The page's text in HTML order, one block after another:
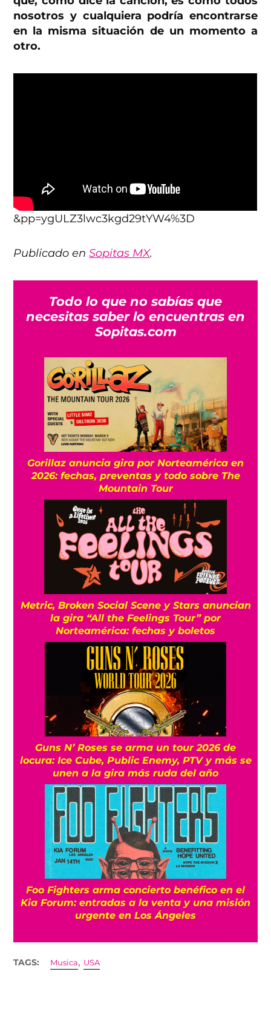
nosotros y cualquiera podría encontrarse
en la misma situación de un momento a
otro.
&pp=ygULZ3lwc3kgd29tYW4%3D
Publicado enSopitas MX.
Todo lo que no sabías que
necesitas saber lo encuentras en
Sopitas.com
Gorillaz anuncia gira por Norteamérica en
2026: fechas, preventas y todo sobre The
Mountain Tour
Metric, Broken Social Scene y Stars anuncian
la gira “All the Feelings Tour” por
Norteamérica: fechas y boletos
Guns N’ Roses se arma un tour 2026 de
locura: Ice Cube, Public Enemy, PTV y más se
unen a la gira más ruda del año
Foo Fighters arma concierto benéfico en el
Kia Forum: entradas a la venta y una misión
urgente en Los Ángeles
TAGS: Musica, USA